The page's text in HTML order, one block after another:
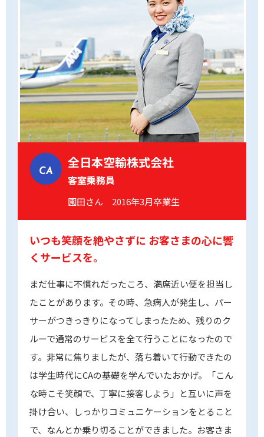
CA
全日本空輸株式会社
客室乗務員
園田さん 2016年3月卒業生
いつも笑顔を絶やさずに お客さまの心に響
くサービスを。
まだ仕事に不慣れだったころ、満席近い便を担当し
たことがあります。その時、急病人が発生し、パー
サーがつきっきりになってしまったため、残りのク
ルーで通常のサービスを全て行うことになったので
す。非常に焦りましたが、落ち着いて行動できたの
は学生時代にCAの基礎を学んでいたおかげ。「こん
な時こそ笑顔で、丁寧に接客しよう」と互いに声を
掛け合い、しっかりコミュニケーションをとること
で、なんとか乗り切ることができました。お客さま